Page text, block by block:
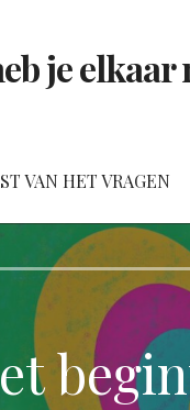
je elkaar
VAN HET VRAGEN